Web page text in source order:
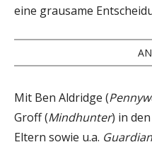
eine grausame
Mit Ben Aldridge (
Groff (Mindhunter) in
Eltern sowie u.a.